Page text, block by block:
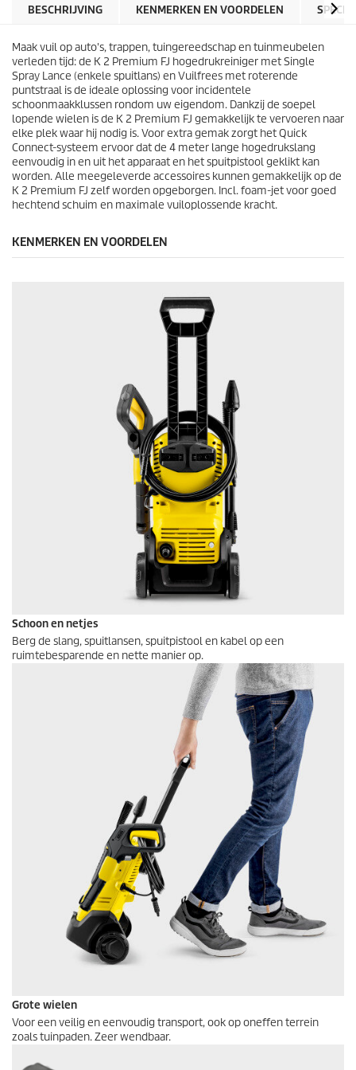
s
n
.
6
6
b
e
o
o
r
d
e
l
g
e
BESCHRIJVING KENMERKEN EN VOORDELEN
Maak vuil op auto's, trappen, tuingereedschap en tuinmeubelen
verleden tijd: de K 2 Premium FJ hogedrukreiniger met Single
Spray Lance (enkele spuitlans) en Vuilfrees met roterende
puntstraal is de ideale oplossing voor incidentele
schoonmaakklussen rondom uw eigendom. Dankzij de soepel
lopende wielen is de K 2 Premium FJ gemakkelijk te vervoeren naar
elke plek waar hij nodig is. Voor extra gemak zorgt hetQuick
Connect-systeem ervoor dat de 4 meter lange hogedrukslang
eenvoudig in en uit het apparaat en het spuitpistool geklikt kan
worden. Alle meegeleverde accessoires kunnen gemakkelijk op de
K 2 Premium FJ zelf worden opgeborgen. Incl. foam-jet voor goed
hechtend schuim en maximale vuiloplossende kracht.
KENMERKEN EN VOORDELEN
Schoon en netjes
Berg de slang, spuitlansen, spuitpistool en kabel op een
ruimtebesparende en nette manier op.
Grote wielen
Voor een veilig en eenvoudig transport, ook op oneffen terrein
zoals tuinpaden. Zeer wendbaar.